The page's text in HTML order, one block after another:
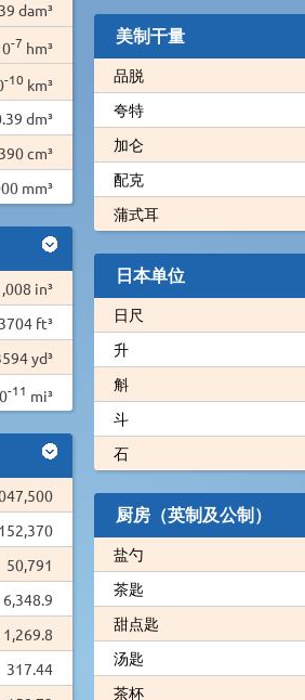
dam³
-7 hm³
-10 km³
dm³
cm³
mm³
in³
ft³
yd³
-11 mi³
152,370
50,791
6,348.9
1,269.8
317.44
美制干量
品脱
夸特
加仑
配克
蒲式耳
日本单位
日尺
升
斛
斗
石
厨房（英制及公制）
盐勺
茶匙
甜点匙
汤匙
茶杯